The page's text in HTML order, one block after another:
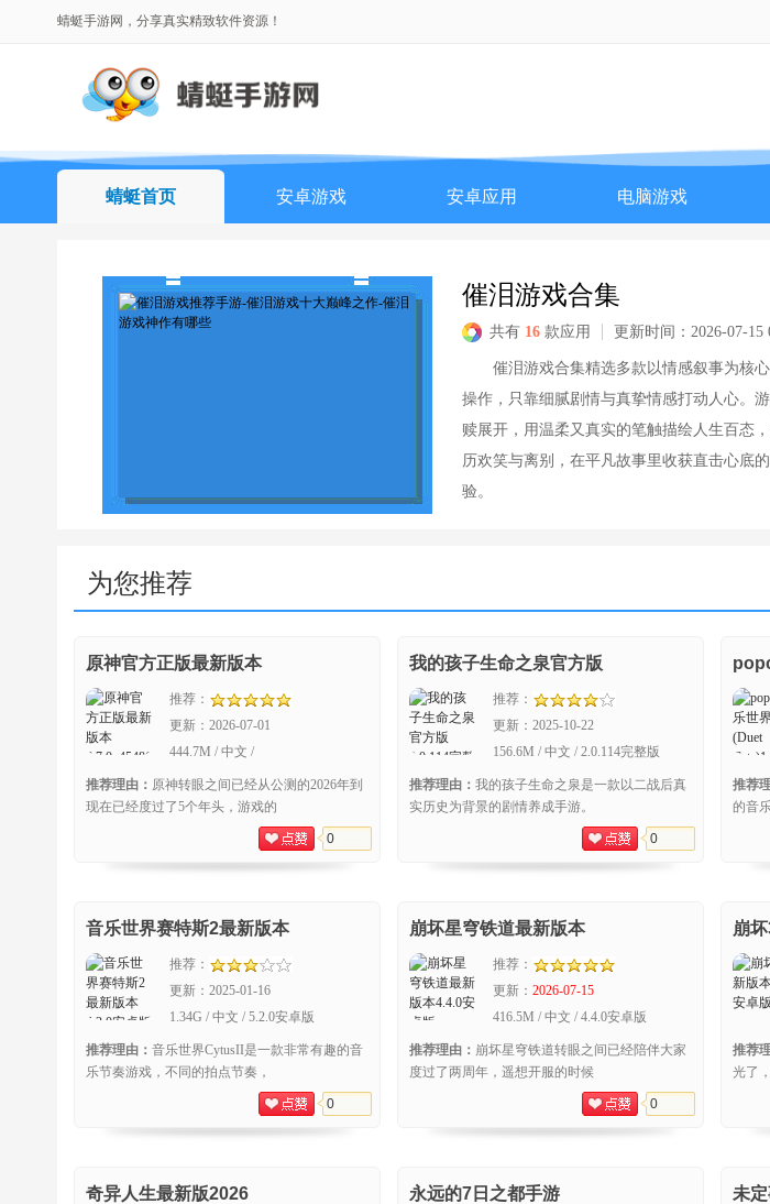
蜻蜓手游网，分享真实精致软件资源！
蜻蜓首页 安卓游戏 安卓应用 电脑游戏
催泪游戏合集
共有 16 款应用 更新时间：2026-07-15
催泪游戏合集精选多款以情感叙事为核
操作，只靠细腻剧情与真挚情感打动人心。
赎展开，用温柔又真实的笔触描绘人生百态
历欢笑与离别，在平凡故事里收获直击心底
验。
为您推荐
原神官方正版最新版本
推荐：
更新： 2026-07-01
444.7M / 中文 /
推荐理由： 原神转眼之间已经从公测的2026年到
现在已经度过了5个年头，游戏的
0
我的孩子生命之泉官方版
推荐：
更新： 2025-10-22
156.6M / 中文 / 2.0.114完整版
推荐理由： 我的孩子生命之泉是一款以二战后真
实历史为背景的剧情养成手游。
0
推荐
的音
音乐世界赛特斯2最新版本
推荐：
更新： 2025-01-16
1.34G / 中文 / 5.2.0安卓版
推荐理由： 音乐世界CytusII是一款非常有趣的音
乐节奏游戏，不同的拍点节奏，
0
崩坏星穹铁道最新版本
推荐：
更新： 2026-07-15
416.5M / 中文 / 4.4.0安卓版
推荐理由： 崩坏星穹铁道转眼之间已经陪伴大家
度过了两周年，遥想开服的时候
0
崩
推荐
光了
奇异人生最新版2026 永远的7日之都手游 未